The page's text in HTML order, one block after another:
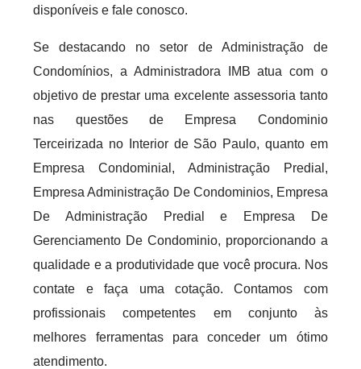
disponíveis e fale conosco.
Se destacando no setor de Administração de
Condomínios, a Administradora IMB atua com o
objetivo de prestar uma excelente assessoria tanto
nas questões de Empresa Condominio
Terceirizada no Interior de São Paulo, quanto em
Empresa Condominial, Administração Predial,
Empresa Administração De Condominios, Empresa
De Administração Predial e Empresa De
Gerenciamento De Condominio, proporcionando a
qualidade e a produtividade que você procura. Nos
contate e faça uma cotação. Contamos com
profissionais competentes em conjunto às
melhores ferramentas para conceder um ótimo
atendimento.